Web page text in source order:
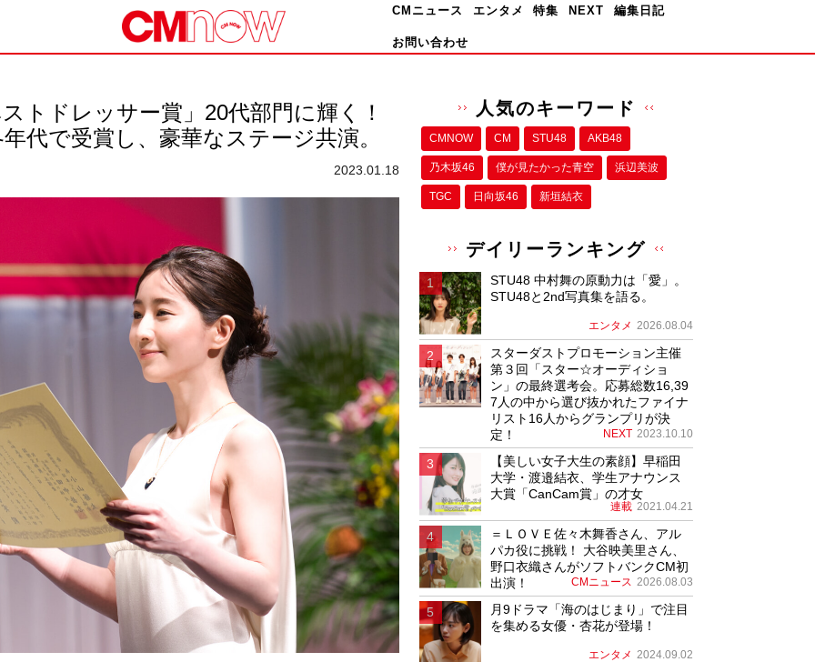
CMニュース エンタメ 特集 NEXT 編集日記
お問い合わせ
トドレッサー賞」20代部門に輝く！
代で受賞し、豪華なステージ共演。
2023.01.18
人気のキーワード
CMNOW CM STU48 AKB48
乃木坂46 僕が⾒たかった⻘空 浜辺美波
TGC 日向坂46 新垣結衣
デイリーランキング
STU48 中村舞の原動力は「愛」。
STU48と2nd写真集を語る。
エンタメ 2026.08.04
スターダストプロモーション主催
第３回「スター☆オーディショ
ン」の最終選考会。応募総数16,39
7人の中から選び抜かれたファイナ
リスト16人からグランプリが決
定！
NEXT 2023.10.10
【美しい女子大生の素顔】早稲田
大学・渡邉結衣、学生アナウンス
大賞「CanCam賞」の才女
連載 2021.04.21
＝ＬＯＶＥ佐々木舞香さん、アル
パカ役に挑戦！ 大谷映美里さん、
野口衣織さんがソフトバンクCM初
出演！
CMニュース 2026.08.03
月9ドラマ「海のはじまり」で注目
を集める女優・杏花が登場！
エンタメ 2024.09.02